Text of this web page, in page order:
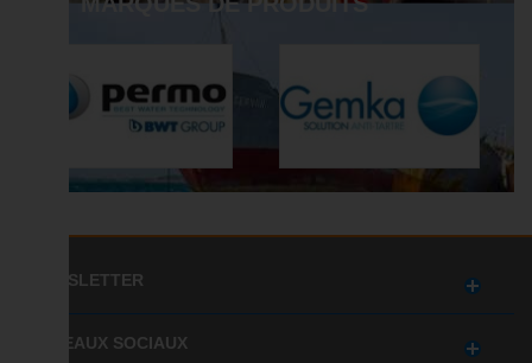
NEWSLETTER
RÉSEAUX SOCIAUX